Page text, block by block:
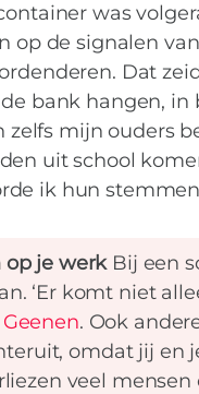
was
op de signalen
Dat
bank hangen,
mijn ouders
uit school
ik hun
op je werkBij een
‘Er komt niet
. Ook
omdat jij
veel